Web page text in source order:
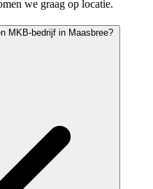
we graag op locatie.
voor een MKB-bedrijf in Maasbree?